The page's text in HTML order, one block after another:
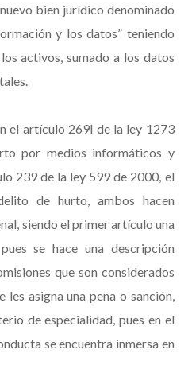
bien jurídico denominado
y los datos” teniendo
activos, sumado a los datos
el artículo 269I de la ley 1273
por medios informáticos y
239 de la ley 599 de 2000, el
de hurto, ambos hacen
siendo el primer artículo una
se hace una descripción
que son considerados
asigna una pena o sanción,
de especialidad, pues en el
se encuentra inmersa en